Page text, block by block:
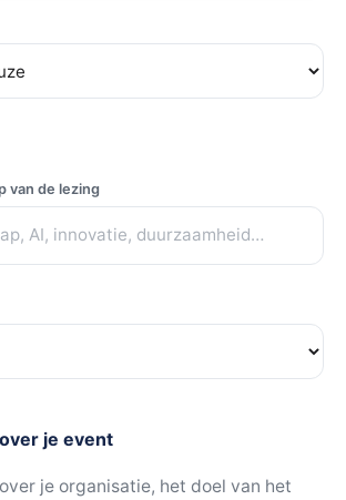
van de lezing
je event
je organisatie, het doel van het